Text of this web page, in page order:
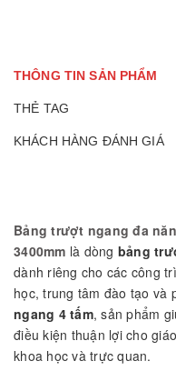
THÔNG TIN SẢN PHẨM
THẺ TAG
KHÁCH HÀNG ĐÁNH GIÁ
Bảng trượt ngang đa
3400mm là dòng bảng
dành riêng cho các công
học, trung tâm đào tạo và
ngang 4 tấm, sản phẩm
điều kiện thuận lợi cho
khoa học và trực quan.